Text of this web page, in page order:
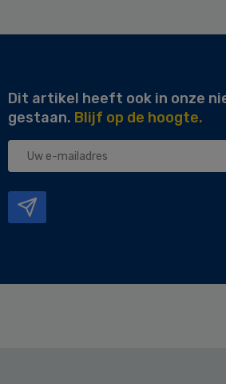
Dit artikel heeft ook in onze
gestaan. Blijf op de hoogte.
Uw